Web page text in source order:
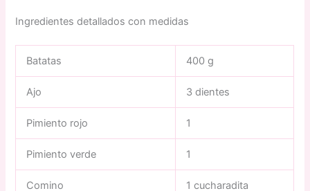
Ingredientes detallados con medidas
Batatas 400 g
Ajo 3 dientes
Pimiento rojo 1
Pimiento verde 1
Comino 1 cucharadita